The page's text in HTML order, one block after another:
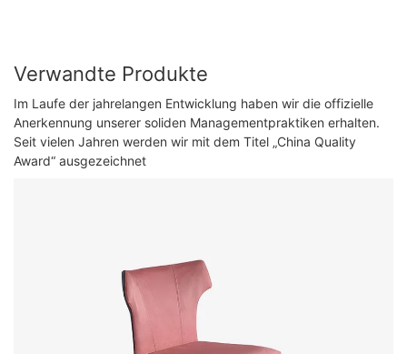
Verwandte Produkte
Im Laufe der jahrelangen Entwicklung haben wir die offizielle
Anerkennung unserer soliden Managementpraktiken erhalten.
Seit vielen Jahren werden wir mit dem Titel „China Quality
Award“ ausgezeichnet